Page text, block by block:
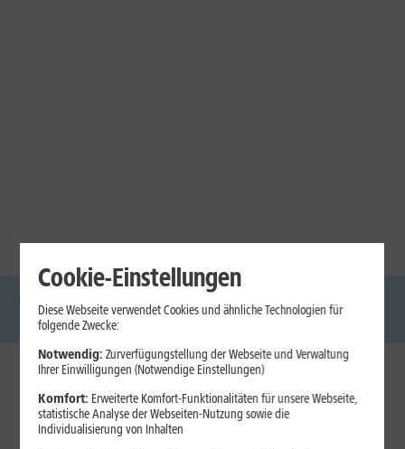
Glasfaser Internet Handys
Mobilfunk-
Laptops
1&1 Internet
Jetzt unterbrechungsfrei ins sehr gute Netz wechseln.
Ohne doppelte Kosten.*
Cookie-Einstellungen
Diese Webseite verwendet Cookies und ähnliche Technologien für
folgende Zwecke:
Notwendig: Zurverfügungstellung der Webseite und Verwaltung
Ihrer Einwilligungen (Notwendige Einstellungen)
Komfort: Erweiterte Komfort-Funktionalitäten für unsere Webseite,
statistische Analyse der Webseiten-Nutzung sowie die
Individualisierung von Inhalten